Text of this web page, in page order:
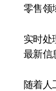
零售领
实时处
最新信
随着人